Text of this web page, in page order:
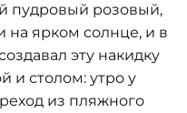
пудровый розовый,
на ярком солнце, и в
эту накидку
и столом: утро у
из пляжного